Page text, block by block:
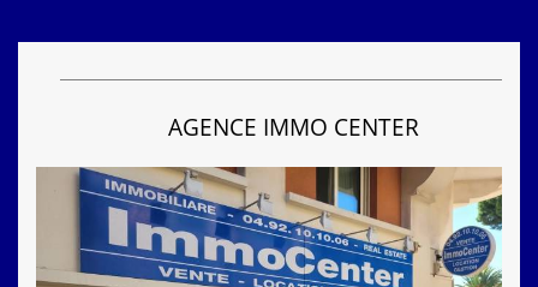
AGENCE IMMO CENTER